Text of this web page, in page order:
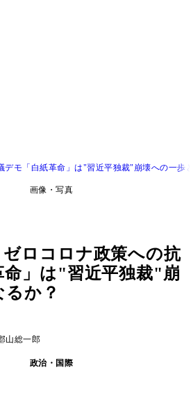
デモ「白紙革命」は"習近平独裁"崩壊への一歩
画像・写真
ゼロコロナ政策への抗
命」は"習近平独裁"崩
か？
山総一郎
政治・国際